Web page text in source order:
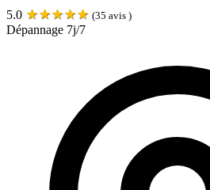
5.0 ★★★★★ (35 avis )
Dépannage 7j/7